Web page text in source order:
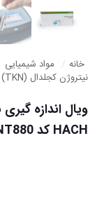
خانه / مواد شیمیایی
نیتروژن کجلدال (TKN) نمایندگی HACH کد TNT880
HACH کد TNT880